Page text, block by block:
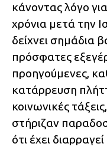
κάνοντας λόγο
χρόνια μετά την
δείχνει σημάδια
πρόσφατες
προηγούμενες,
κατάρρευση
κοινωνικές
στήριζαν
ότι έχει